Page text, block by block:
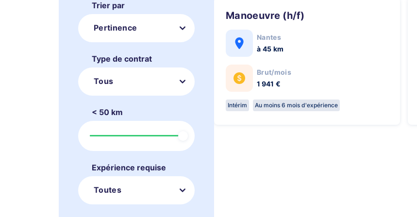
Trier par
Pertinence
Type de contrat
Tous
< 50 km
Expérience requise
Toutes
Manoeuvre (h/f)
Nantes
à 45 km
Brut/mois
1 941 €
Intérim Au moins 6 mois d'expérience